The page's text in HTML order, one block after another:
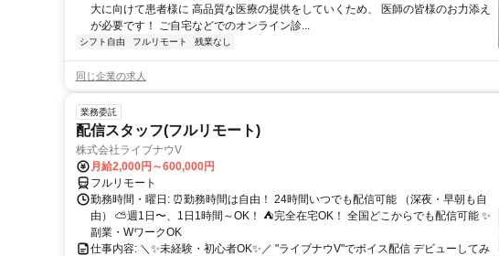
大に向けて患者様に 高品質な医療の提供をしていくため、 医師の皆様のお力添え
が必要です！ ご自宅などでのオンライン診...
シフト自由 フルリモート 残業なし
同じ企業の求人
業務委託
配信スタッフ(フルリモート)
株式会社ライブナウV
月給2,000円～600,000円
フルリモート
勤務時間・曜日: ⏰勤務時間は自由！ 24時間いつでも配信可能 （深夜・早朝も自
由） ⛅週1日〜、1日1時間～OK！ ⛺完全在宅OK！ 全国どこからでも配信可能 ✨
副業・WワークOK
仕事内容: ＼✨未経験・初心者OK✨／ "ライブナウV"でボイス配信 デビューしてみ